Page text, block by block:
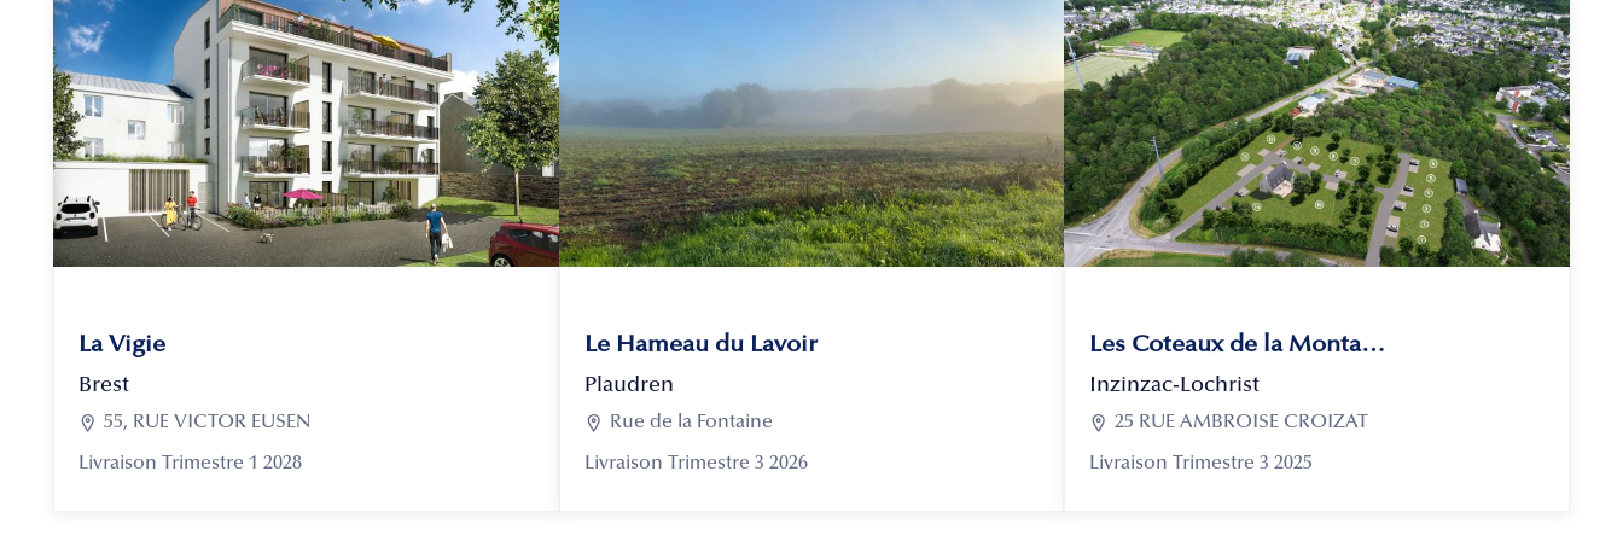
La Vigie
Brest
 55, RUE VICTOR EUSEN
Livraison Trimestre 1 2028
Le Hameau du Lavoir
Plaudren
 Rue de la Fontaine
Livraison Trimestre 3 2026
Les Coteaux de la Montagne
Inzinzac-Lochrist
 25 RUE AMBROISE CROIZAT
Livraison Trimestre 3 2025